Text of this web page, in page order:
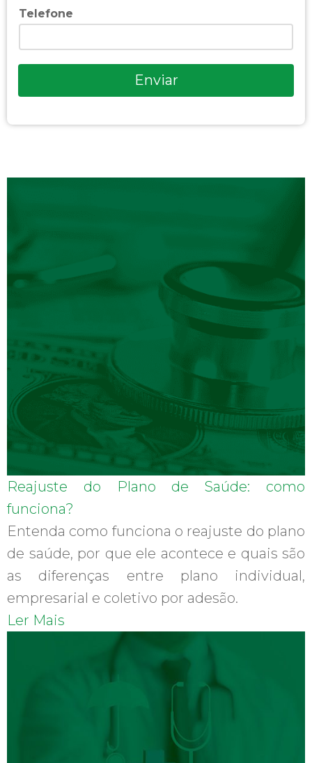
Telefone
Enviar
Reajuste do Plano de Saúde: como
funciona?
Entenda como funciona o reajuste do plano
de saúde, por que ele acontece e quais são
as diferenças entre plano individual,
empresarial e coletivo por adesão.
Ler Mais